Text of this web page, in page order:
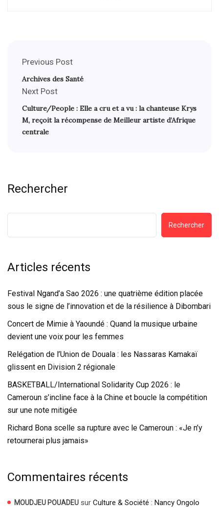
Previous Post
Archives des Santé
Next Post
Culture/People : Elle a cru et a vu : la chanteuse Krys
M, reçoit la récompense de Meilleur artiste d’Afrique
centrale
Rechercher
Rechercher
Articles récents
Festival Ngand’a Sao 2026 : une quatrième édition placée
sous le signe de l’innovation et de la résilience à Dibombari
Concert de Mimie à Yaoundé : Quand la musique urbaine
devient une voix pour les femmes
Relégation de l’Union de Douala : les Nassaras Kamakaï
glissent en Division 2 régionale
BASKETBALL/International Solidarity Cup 2026 : le
Cameroun s’incline face à la Chine et boucle la compétition
sur une note mitigée
Richard Bona scelle sa rupture avec le Cameroun : «Je n’y
retournerai plus jamais»
Commentaires récents
MOUDJEU POUADEU sur Culture & Société : Nancy Ongolo